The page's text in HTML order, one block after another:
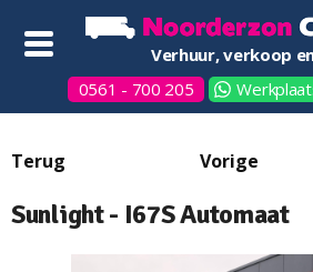
Verhuur, verkoop
0561 - 700 205
Sunlight - I67S Automaat